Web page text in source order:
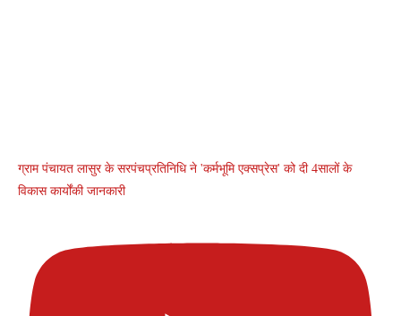
ग्राम पंचायत लासुर के सरपंचप्रतिनिधि ने 'कर्मभूमि एक्सप्रेस' को दी 4सालों के
विकास कार्योंकी जानकारी